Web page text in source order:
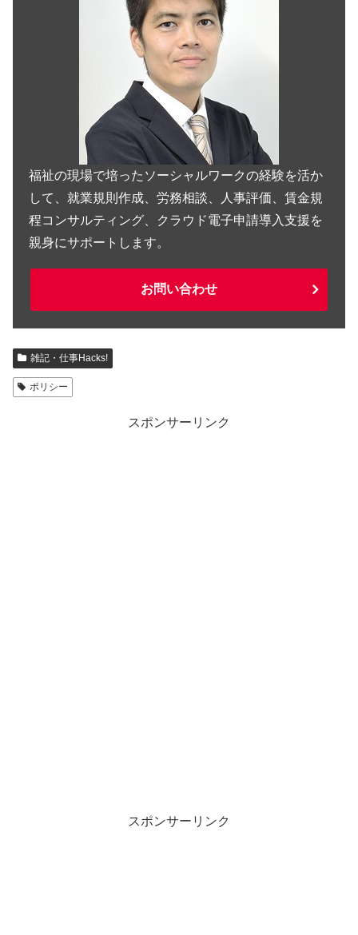
福祉の現場で培ったソーシャルワークの経験を活か
して、就業規則作成、労務相談、人事評価、賃金規
程コンサルティング、クラウド電子申請導入支援を
親身にサポートします。
お問い合わせ
雑記・仕事Hacks!
ポリシー
スポンサーリンク
スポンサーリンク